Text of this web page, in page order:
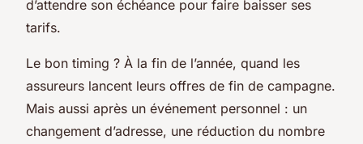
d’attendre son échéance pour faire baisser ses
tarifs.
Le bon timing ? À la fin de l’année, quand les
assureurs lancent leurs offres de fin de campagne.
Mais aussi après un événement personnel : un
changement d’adresse, une réduction du nombre